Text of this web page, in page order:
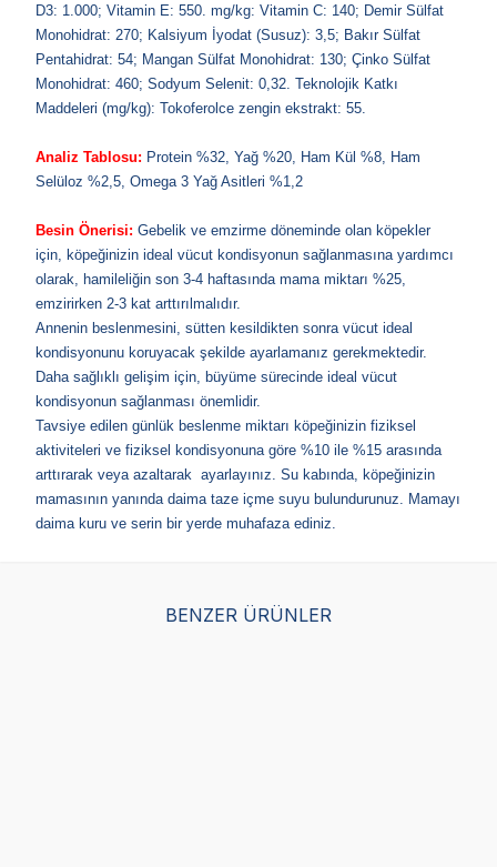
D3: 1.000; Vitamin E: 550. mg/kg: Vitamin C: 140; Demir Sülfat
Monohidrat: 270; Kalsiyum İyodat (Susuz): 3,5; Bakır Sülfat
Pentahidrat: 54; Mangan Sülfat Monohidrat: 130; Çinko Sülfat
Monohidrat: 460; Sodyum Selenit: 0,32. Teknolojik Katkı
Maddeleri (mg/kg): Tokoferolce zengin ekstrakt: 55.
Analiz Tablosu: Protein %32, Yağ %20, Ham Kül %8, Ham
Selüloz %2,5, Omega 3 Yağ Asitleri %1,2
Besin Önerisi: Gebelik ve emzirme döneminde olan köpekler
için, köpeğinizin ideal vücut kondisyonun sağlanmasına yardımcı
olarak, hamileliğin son 3-4 haftasında mama miktarı %25,
emzirirken 2-3 kat arttırılmalıdır.
Annenin beslenmesini, sütten kesildikten sonra vücut ideal
kondisyonunu koruyacak şekilde ayarlamanız gerekmektedir.
Daha sağlıklı gelişim için, büyüme sürecinde ideal vücut
kondisyonun sağlanması önemlidir.
Tavsiye edilen günlük beslenme miktarı köpeğinizin fiziksel
aktiviteleri ve fiziksel kondisyonuna göre %10 ile %15 arasında
arttırarak veya azaltarak ayarlayınız. Su kabında, köpeğinizin
mamasının yanında daima taze içme suyu bulundurunuz. Mamayı
daima kuru ve serin bir yerde muhafaza ediniz.
BENZER ÜRÜNLER